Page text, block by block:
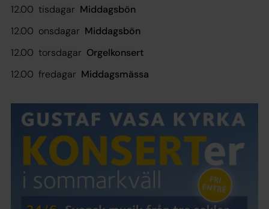
12.00 tisdagar Middagsbön
12.00 onsdagar Middagsbön
12.00 torsdagar Orgelkonsert
12.00 fredagar Middagsmässa